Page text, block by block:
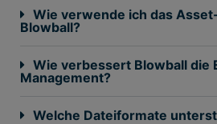
Wie verwende ich das
Blowball?
Wie verbessert Blowball die
Management?
Welche Dateiformate